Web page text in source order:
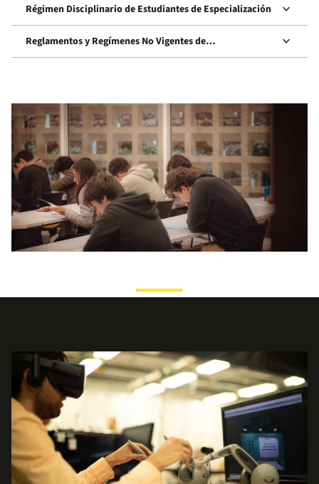
Régimen Disciplinario de Estudiantes de Especialización keyboard_arrow_down
Reglamentos y Regímenes No Vigentes de
Especialización
keyboard_arrow_down